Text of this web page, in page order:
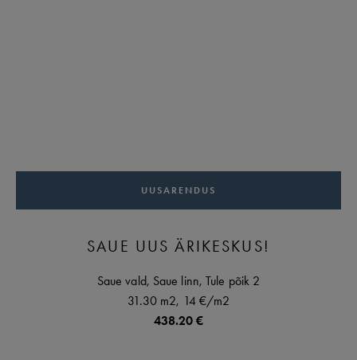
UUSARENDUS
SAUE UUS ÄRIKESKUS!
Saue vald, Saue linn,Tule põik 2
31.30 m2, 14 €/m2
438.20 €